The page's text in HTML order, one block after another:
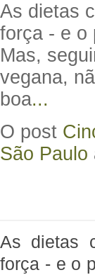
As dietas
força - e o
Mas,
vegana,
boa...
O post
São Paulo
As dietas
força - e o